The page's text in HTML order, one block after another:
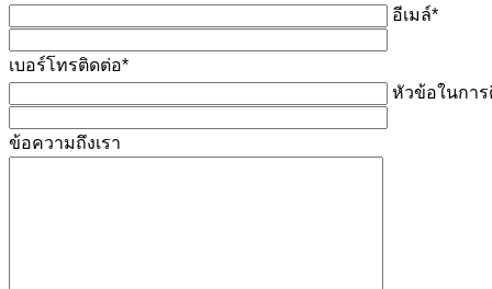
อีเมล์*
เบอร์โทรติดต่อ*
หัวข้อในกา
ข้อความถึงเรา